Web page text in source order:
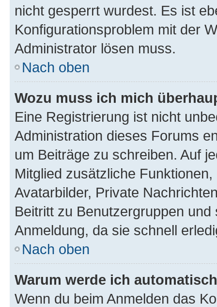
nicht gesperrt wurdest. Es ist
Konfigurationsproblem mit der
Administrator lösen muss.
Nach oben
Wozu muss ich mich
Eine Registrierung ist nicht
Administration dieses Forums
um Beiträge zu schreiben. Auf
Mitglied zusätzliche
Avatarbilder, Private
Beitritt zu Benutzergruppen
Anmeldung, da sie schnell
Nach oben
Warum werde ich
Wenn du beim Anmelden das